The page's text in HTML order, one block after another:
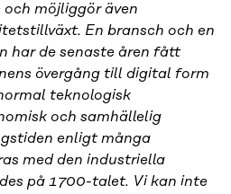
möjliggör även
En bransch och en
har de senaste åren fått
övergång till digital form
teknologisk
och samhällelig
enligt många
med den industriella
på 1700-talet. Vi kan inte